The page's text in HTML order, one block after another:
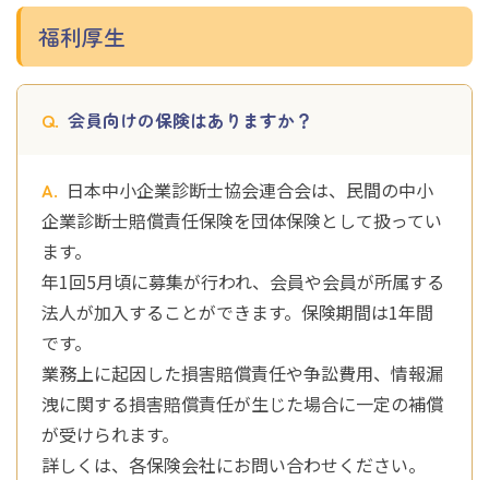
福利厚生
会員向けの保険はありますか？
日本中小企業診断士協会連合会は、民間の中小
企業診断士賠償責任保険を団体保険として扱ってい
ます。
年1回5月頃に募集が行われ、会員や会員が所属する
法人が加入することができます。保険期間は1年間
です。
業務上に起因した損害賠償責任や争訟費用、情報漏
洩に関する損害賠償責任が生じた場合に一定の補償
が受けられます。
詳しくは、各保険会社にお問い合わせください。